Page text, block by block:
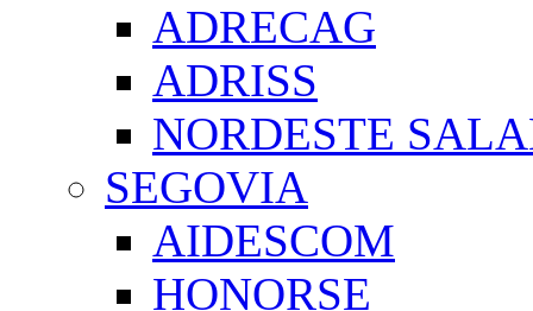
ADRECAG
ADRISS
NORDESTE
SEGOVIA
AIDESCOM
HONORSE